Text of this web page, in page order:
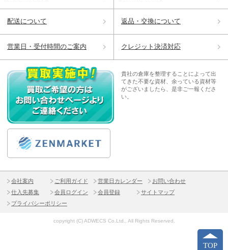
配送について 返品・交換について
営業日・受付時間のご案内 クレジット決済対応
貴社の倉庫を整理することによって出
てきた不要な資材、余っている資材等
がございましたら、是非ご一報くださ
い。
会社案内 ご利用ガイド 営業日カレンダー
お問い合わせ
仕入先募集
会員ログイン 会員登録
サイトマップ
プライバシーポリシー
copyright (C) ADWECS Co.Ltd., All Rights Reserved.
TOP